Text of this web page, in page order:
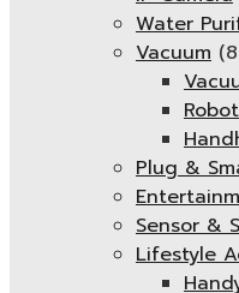
Water
Vacuum
Plug &
Sensor &
Lifestyle